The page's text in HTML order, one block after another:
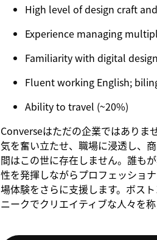
High level of design craft
Experience managing
Familiarity with digital
Fluent working English;
Ability to travel (~20%)
Converseはただの企業ではありま
気を奮い立たせ、職場に浸透し、
間はこの世に存在しません。誰も
性を発揮しながらプロフェッショ
場体験をさらに支援します。ボス
ニークでクリエイティブな人々を